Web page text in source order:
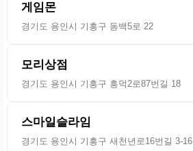
게임몬
경기도 용인시 기흥구 동백5로 22
모리상점
경기도 용인시 기흥구 흥덕2로87번길 18
스마일슬라임
경기도 용인시 기흥구 새천년로16번길 3-16